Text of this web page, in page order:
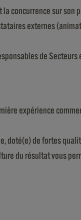
concurrence sur son
externes
de
expérience
doté(e) de fortes
du résultat vous